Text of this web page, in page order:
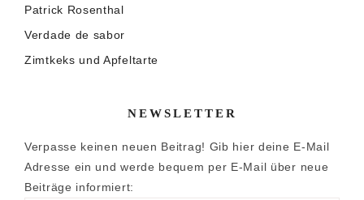
Patrick Rosenthal
Verdade de sabor
Zimtkeks und Apfeltarte
NEWSLETTER
Verpasse keinen neuen Beitrag! Gib hier deine E-Mail
Adresse ein und werde bequem per E-Mail über neue
Beiträge informiert: